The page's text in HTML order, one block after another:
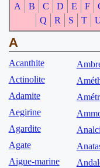
A B C D E F
Q
R S T
A
Acanthite
Actinolite
Adamite
Aegirine
Agardite
Agate
Aigue-marine